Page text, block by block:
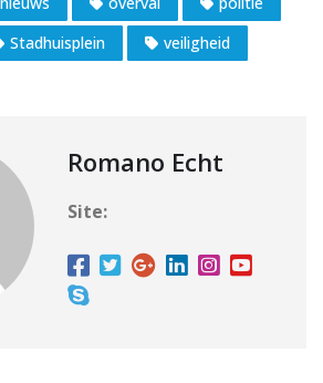
Stadhuisplein veiligheid
Romano Echt
Site: